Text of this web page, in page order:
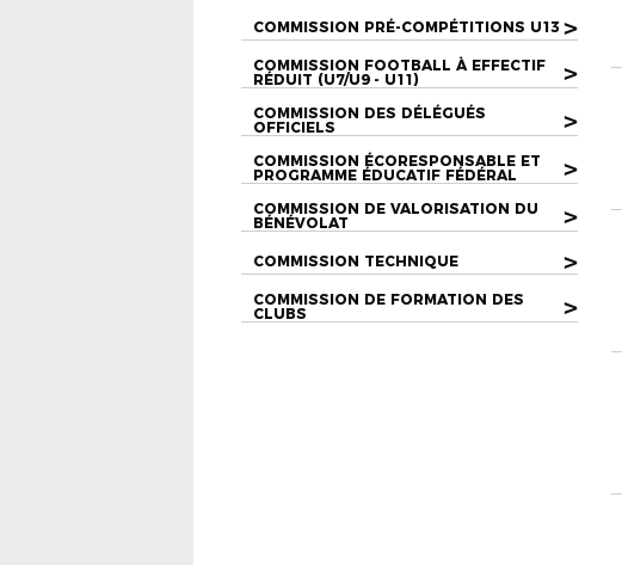
COMMISSION PRÉ-COMPÉTITIONS U13 >
COMMISSION FOOTBALL À EFFECTIF
RÉDUIT (U7/U9 - U11)
>
COMMISSION DES DÉLÉGUÉS
OFFICIELS
>
COMMISSION ÉCORESPONSABLE ET
PROGRAMME ÉDUCATIF FÉDÉRAL
>
COMMISSION DE VALORISATION DU
BÉNÉVOLAT
>
COMMISSION TECHNIQUE >
COMMISSION DE FORMATION DES
CLUBS
>